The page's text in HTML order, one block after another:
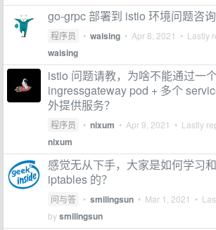
go-grpc 部署到 istio 环境问题咨询
程序员 • waising • Apr 8, 2021 • Lastly
waising
istio 问题请教，为啥不能通过一
ingressgateway pod + 多个
外提供服务？
程序员 • nixum • Apr 9, 2021 • Lastly
nixum
感觉无从下手，大家是如何学习
iptables 的？
问与答 • smilingsun • Mar 1, 2021 •
bysmilingsun